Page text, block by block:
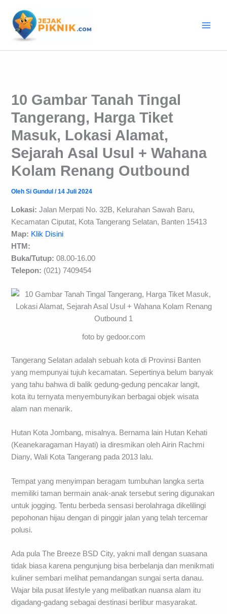
konten
10 Gambar Tanah Tingal
Tangerang, Harga Tiket
Masuk, Lokasi Alamat,
Sejarah Asal Usul + Wahana
Kolam Renang Outbound
OlehSi Gundul/14 Juli 2024
Lokasi: Jalan Merpati No. 32B, Kelurahan Sawah Baru,
Kecamatan Ciputat, Kota Tangerang Selatan, Banten 15413
Map: Klik Disini
HTM:
Buka/Tutup: 08.00-16.00
Telepon: (021) 7409454
foto by gedoor.com
Tangerang Selatan adalah sebuah kota di Provinsi Banten
yang mempunyai tujuh kecamatan. Sepertinya belum banyak
yang tahu bahwa di balik gedung-gedung pencakar langit,
kota itu ternyata menyembunyikan berbagai objek wisata
alam nan menarik.
Hutan Kota Jombang, misalnya. Bernama lain Hutan Kehati
(Keanekaragaman Hayati) ia diresmikan oleh Airin Rachmi
Diany, Wali Kota Tangerang pada 2013 lalu.
Tempat yang menyimpan beragam tumbuhan langka serta
memiliki taman bermain anak-anak tersebut sering digunakan
untuk jogging. Tentu berbeda sensasi berolahraga dikelilingi
pepohonan hijau dengan di pinggir jalan yang telah tercemar
polusi.
Ada pula The Breeze BSD City, yakni mall dengan suasana
tidak biasa karena pengunjung bisa berbelanja dan menikmati
kuliner sembari melihat pemandangan sungai serta danau.
Wajar bila pusat lifestyle yang melibatkan nuansa alam itu
digadang-gadang sebagai destinasi berlibur masyarakat.